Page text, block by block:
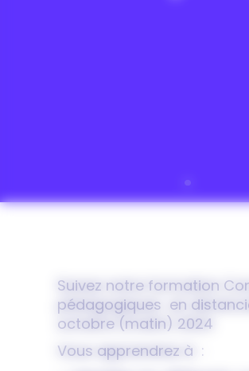
Suivez notre formation
pédagogiques en
octobre (matin) 2024
Vous apprendrez à :